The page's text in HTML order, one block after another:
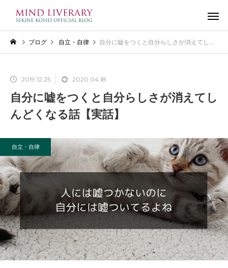
ブログ 自立・自律 自分に嘘をつくと自分らしさが消えてしんどくなる話【実話】
2019.12.25 2020.04.18
自分に嘘をつくと自分らしさが消えてし
んどくなる話【実話】
自立・自律